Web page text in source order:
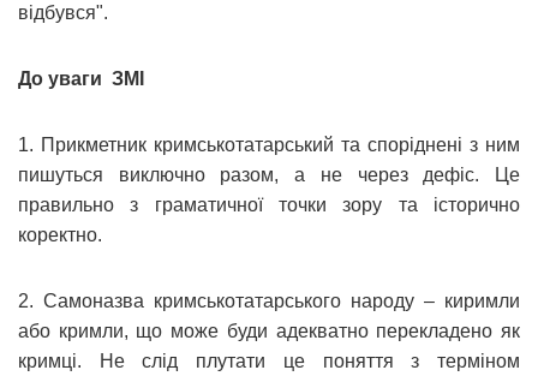
відбувся".
До уваги ЗМІ
1. Прикметник кримськотатарський та споріднені з ним
пишуться виключно разом, а не через дефіс. Це
правильно з граматичної точки зору та історично
коректно.
2. Самоназва кримськотатарського народу – киримли
або кримли, що може буди адекватно перекладено як
кримці. Не слід плутати це поняття з терміном